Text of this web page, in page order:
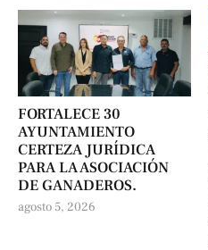
FORTALECE 30
AYUNTAMIENTO
CERTEZA JURÍDICA
PARA LA ASOCIACIÓN
DE GANADEROS.
agosto 5, 2026